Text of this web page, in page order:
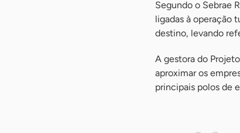
Segundo o Sebrae
ligadas à operação
destino, levando
A gestora do
aproximar os
principais polos de